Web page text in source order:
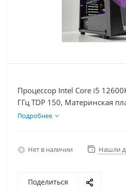
Процессор Intel Core i5
ГГц TDP 150, Материнская
Видеокарта RX 6400 4Гб,
Подробнее
Нет в наличии Нашли
Поделиться